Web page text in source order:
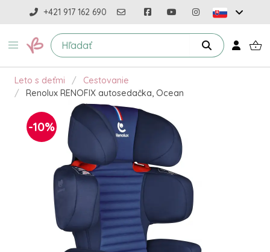
+421 917 162 690
Leto s deťmi
Cestovanie
Renolux RENOFIX autosedačka, Ocean
-10%